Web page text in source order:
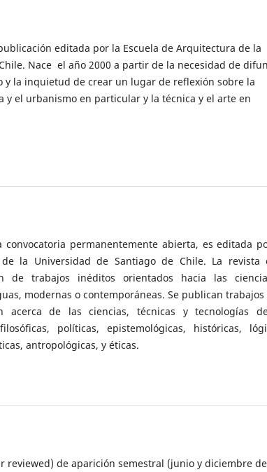
editada por la Escuela de Arquitectura de la
Nace el año 2000 a partir de la necesidad de
y la inquietud de crear un lugar de reflexión sobre la
y el urbanismo en particular y la técnica y el arte en
convocatoria permanentemente abierta, es editada
la Universidad de Santiago de Chile. La revista
de trabajos inéditos orientados hacia las
modernas o contemporáneas. Se publican
acerca de las ciencias, técnicas y tecnologías
políticas, epistemológicas, históricas,
antropológicas, y éticas.
reviewed) de aparición semestral (junio y diciembre de